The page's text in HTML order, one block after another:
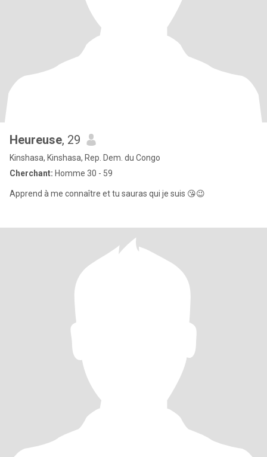
Heureuse, 29
Kinshasa, Kinshasa, Rep. Dem. du Congo
Cherchant: Homme 30 - 59
Apprend à me connaître et tu sauras qui je suis 😘😉